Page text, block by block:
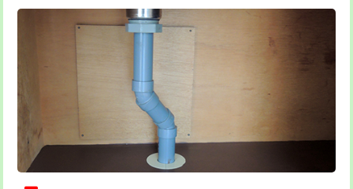
給水管工事※（ライニング鋼管・銅
管・ポリ管・HT管使用/3ｍ超え)
排水管工事（土の掘削・埋め戻し作
11,000円~
排水管工事（排水管工事/3ｍまで） 55,000円
排水管工事（追加 排水管工事/3ｍ超
追加トーラー機使用/3m超え
33,000円
8,800円
止水・漏水調査・防水処理・清掃・修
理・調整・分解・加工など（軽作業）
11,000円
止水・漏水調査・防水処理・清掃・修
理・調整・分解・加工など（中作業）